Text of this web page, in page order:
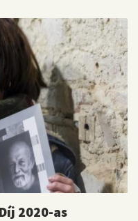
2020-as